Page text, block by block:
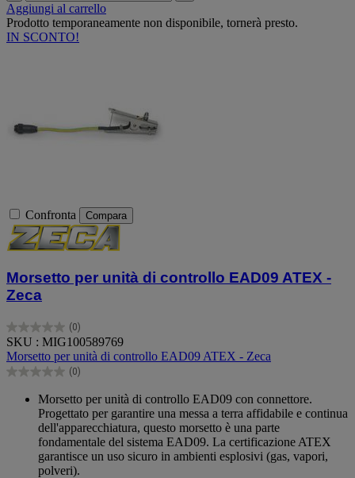
Aggiungi al carrello
Prodotto temporaneamente non disponibile, tornerà presto.
IN SCONTO!
Confronta Compara
Morsetto per unità di controllo EAD09 ATEX -
Zeca
(0)
0.0
su
5
stelle.
SKU : MIG100589769
Morsetto per unità di controllo EAD09 ATEX - Zeca
(0)
0.0
Morsetto per unità di controllo EAD09 con connettore.
Progettato per garantire una messa a terra affidabile e continua
dell'apparecchiatura, questo morsetto è una parte
fondamentale del sistema EAD09. La certificazione ATEX
garantisce un uso sicuro in ambienti esplosivi (gas, vapori,
polveri).